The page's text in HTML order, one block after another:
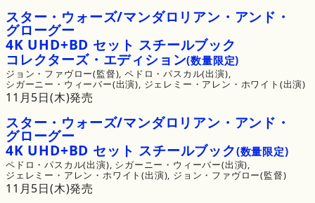
スター・ ウォーズ/マンダロリアン・ アンド・
グローグー
4K UHD+BD セット スチールブック
コレクターズ・ エディション(数量限定)
ジョン・ファヴロー(監督), ペドロ・パスカル(出演),
シガーニー・ウィーバー(出演), ジェレミー・アレン・ホワイト(出演)
11月5日(木)発売
スター・ ウォーズ/マンダロリアン・ アンド・
グローグー
4K UHD+BD セット スチールブック(数量限定)
ペドロ・パスカル(出演), シガーニー・ウィーバー(出演),
ジェレミー・アレン・ホワイト(出演), ジョン・ファヴロー(監督)
11月5日(木)発売